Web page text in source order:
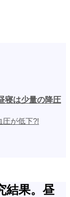
寝は少量の降圧
圧が低下?!
結果。昼